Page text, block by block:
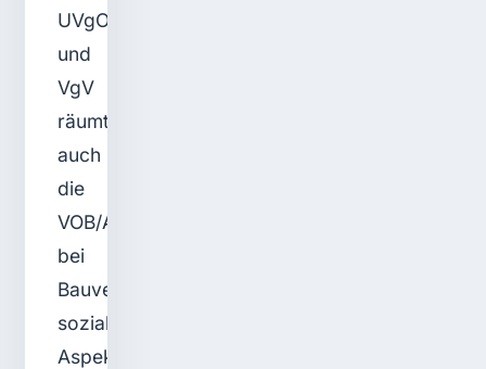
UVgO
und
VgV
räumt
auch
die
VOB/A
bei
Bauvergaben
sozialen
Aspekten